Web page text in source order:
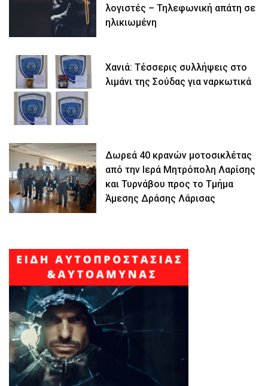
λογιστές – Τηλεφωνική απάτη σε
ηλικιωμένη
Χανιά: Τέσσερις συλλήψεις στο
λιμάνι της Σούδας για ναρκωτικά
Δωρεά 40 κρανών μοτοσικλέτας
από την Ιερά Μητρόπολη Λαρίσης
και Τυρνάβου προς το Τμήμα
Άμεσης Δράσης Λάρισας